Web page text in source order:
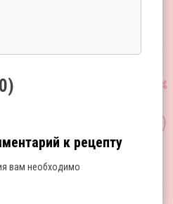
к рецепту
вам необходимо